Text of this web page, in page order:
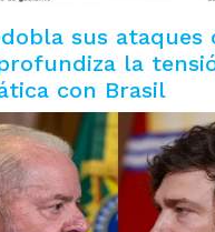
sus ataques
la
con Brasil